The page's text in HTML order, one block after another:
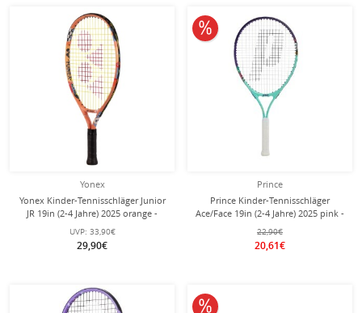
Yonex
Yonex Kinder-Tennisschläger Junior
JR 19in (2-4 Jahre) 2025 orange -
besaitet -
UVP: 33,90€
29,90€
Prince
Prince Kinder-Tennisschläger
Ace/Face 19in (2-4 Jahre) 2025 pink -
besaitet -
22,90€
20,61€
10% reduziert
10% reduziert